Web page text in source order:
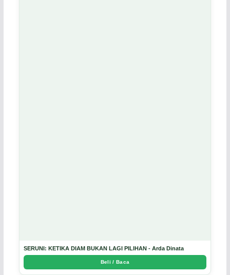
SERUNI: KETIKA DIAM BUKAN LAGI PILIHAN - Arda Dinata
Beli / Baca